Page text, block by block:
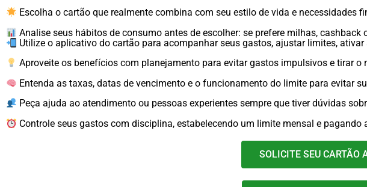
Escolha o cartão que realmente combina com seu estilo de vida e necessidades
Analise seus hábitos de consumo antes de escolher: se prefere milhas,
Utilize o aplicativo do cartão para acompanhar seus gastos, ajustar limites,
Aproveite os benefícios com planejamento para evitar gastos impulsivos e tirar o
Entenda as taxas, datas de vencimento e o funcionamento do limite para evitar
Peça ajuda ao atendimento ou pessoas experientes sempre que tiver dúvidas
Controle seus gastos com disciplina, estabelecendo um limite mensal e
SOLICITE SEU CARTÃO